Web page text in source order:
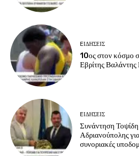
EΙΔΗΣΕΙΣ
10ος στον κόσμο
Εβρίτης Βαλάντης
EΙΔΗΣΕΙΣ
Συνάντηση
Αδριανούπολης
συνοριακές